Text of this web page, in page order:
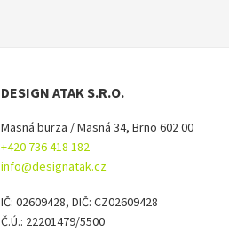
DESIGN ATAK S.R.O.
Masná burza / Masná 34, Brno 602 00
+420 736 418 182
info@designatak.cz
IČ: 02609428, DIČ: CZ02609428
Č.Ú.: 22201479/5500